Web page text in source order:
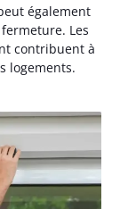
également
Les
contribuent à
logements.